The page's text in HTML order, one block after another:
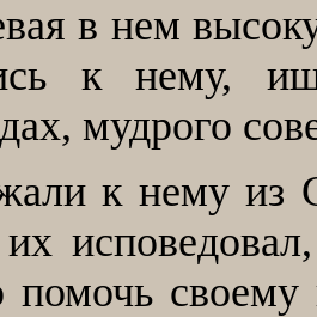
в нем
к нему,
мудрого
к нему из
своему